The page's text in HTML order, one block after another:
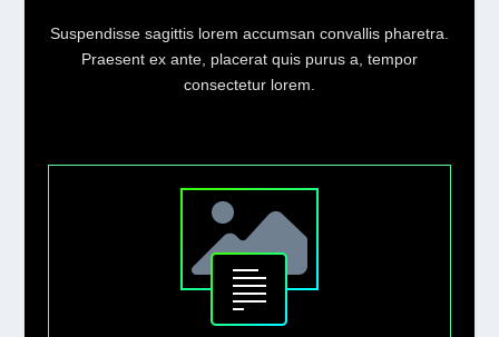
Suspendisse sagittis lorem accumsan convallis pharetra.
Praesent ex ante, placerat quis purus a, tempor
consectetur lorem.